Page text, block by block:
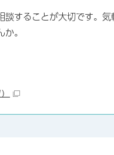
することが大切です。
。